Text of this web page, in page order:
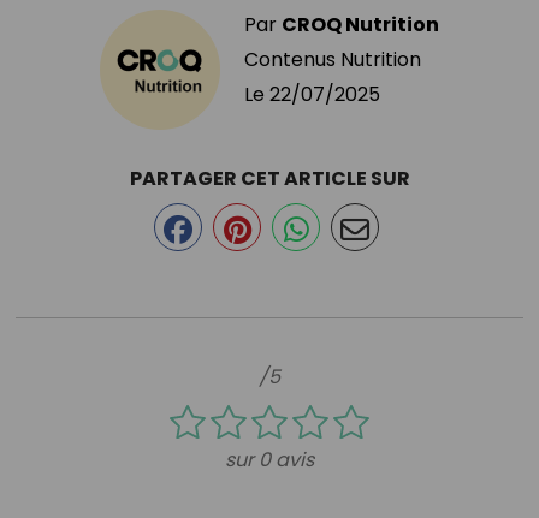
Par CROQ Nutrition
Contenus Nutrition
Le 22/07/2025
/5
sur 0 avis
PARTAGER CET ARTICLE SUR